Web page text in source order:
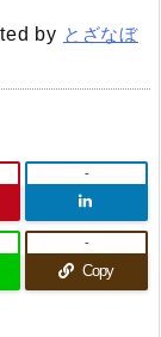
by とざなぼ
-
Copy
-